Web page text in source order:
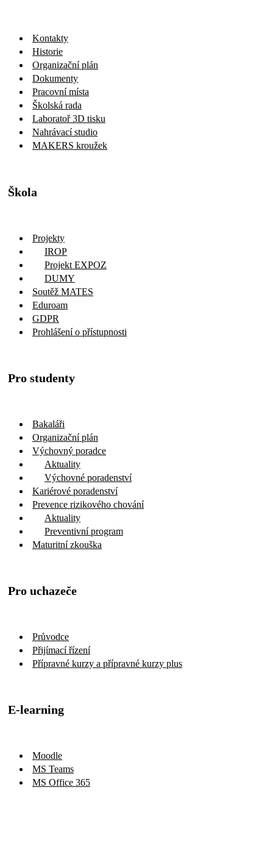
Kontakty
Historie
Organizační plán
Dokumenty
Pracovní místa
Školská rada
Laboratoř 3D tisku
Nahrávací studio
MAKERS kroužek
Škola
Projekty
IROP
Projekt EXPOZ
DUMY
Soutěž MATES
Eduroam
GDPR
Prohlášení o přístupnosti
Pro studenty
Bakaláři
Organizační plán
Výchovný poradce
Aktuality
Výchovné poradenství
Kariérové poradenství
Prevence rizikového chování
Aktuality
Preventivní program
Maturitní zkouška
Pro uchazeče
Průvodce
Přijímací řízení
Přípravné kurzy a přípravné kurzy plus
E-learning
Moodle
MS Teams
MS Office 365